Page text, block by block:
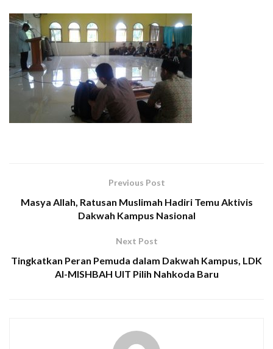
Previous Post
Masya Allah, Ratusan Muslimah Hadiri Temu Aktivis
Dakwah Kampus Nasional
Next Post
Tingkatkan Peran Pemuda dalam Dakwah Kampus, LDK
Al-MISHBAH UIT Pilih Nahkoda Baru